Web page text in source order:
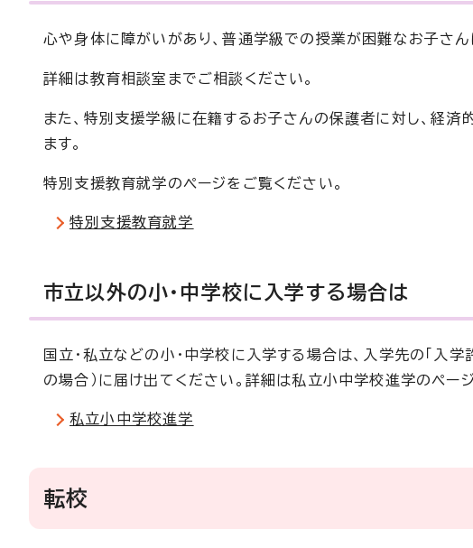
心や身体に障がいがあり、普通学級での授業が困難なお子さん
詳細は教育相談室までご相談ください。
また、特別支援学級に在籍するお子さんの保護者に対し、経
ます。
特別支援教育就学のページをご覧ください。
特別支援教育就学
市立以外の小・中学校に入学する場合は
国立・私立などの小・中学校に入学する場合は、入学先の「入
の場合）に届け出てください。詳細は私立小中学校進学のペー
私立小中学校進学
転校